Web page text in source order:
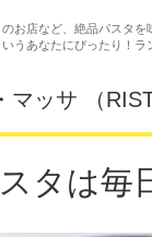
お店など、絶品パスタ
うあなたにぴったり！
マッサ （
タは毎